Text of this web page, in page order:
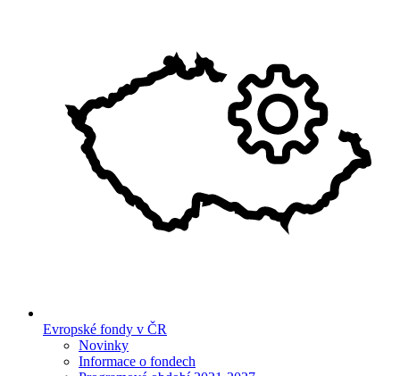
Evropské fondy v ČR
Novinky
Informace o fondech